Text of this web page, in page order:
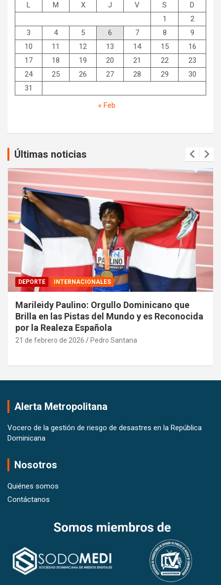
L M X J V S
D
1
2
3
4 5 6 7 8
9
10
11 12 13 14 15
16
17
18 19 20 21 22
23
24
25 26 27 28 29
30
31
« Feb
Últimas noticias
DEPORTE INTERNACIONALES
Marileidy Paulino: Orgullo Dominicano que
Brilla en las Pistas del Mundo y es Reconocida
por la Realeza Española
21 de febrero de 2026 Pedro Santana
Alerta Metropolitana
Vocero de la gestión de riesgo de desastres en la República
Dominicana
Nosotros
Quiénes somos
Contáctanos